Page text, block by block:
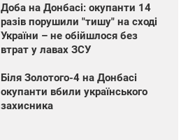
Доба на Донбасі: окупанти 14
разів порушили "тишу" на сході
України – не обійшлося без
втрат у лавах ЗСУ
Біля Золотого-4 на Донбасі
окупанти вбили українського
захисника